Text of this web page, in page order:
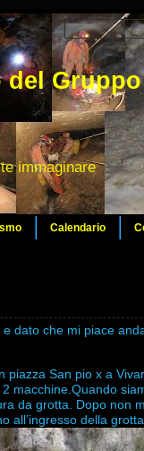
immaginare
Calendario
dato che mi piace
piazza San pio x a
macchine.Quando
da grotta. Dopo non
all’ingresso della